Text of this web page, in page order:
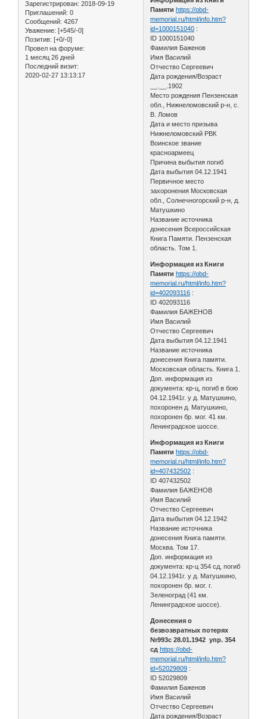
Зарегистрирован: 2018-09-19
Приглашений: 0
Сообщений: 4267
Уважение: [+545/-0]
Позитив: [+0/-0]
Провел на форуме:
1 месяц 26 дней
Последний визит:
2020-02-27 13:13:17
Памяти https://obd-
memorial.ru/html/info.htm?
id=1000151040 :
ID 1000151040
Фамилия Баженов
Имя Василий
Отчество Сергеевич
Дата рождения/Возраст
__.__.1902
Место рождения Пензенская
обл., Нижнеломовский р-н, с.
В. Ломов
Дата и место призыва
Нижнеломовский РВК
Воинское звание
красноармеец
Причина выбытия погиб
Дата выбытия 04.12.1941
Первичное место
захоронения Московская
обл., Солнечногорский р-н, д.
Матушкино
Название источника
донесения Всероссийская
Книга Памяти. Пензенская
область. Том 1.
Информация из Книги
Памяти https://obd-
memorial.ru/html/info.htm?
id=402093116 :
ID 402093116
Фамилия БАЖЕНОВ
Имя Василий
Отчество Сергеевич
Дата выбытия 04.12.1941
Название источника
донесения Книга памяти.
Московская область. Книга 1.
Доп. информация из
документа: кр-ц, погиб в бою
04.12.1941г. у д. Матушкино,
похоронен д. Матушкино,
похоронен бр. мог. 41 км.
Ленинградское шоссе.
Информация из Книги
Памяти https://obd-
memorial.ru/html/info.htm?
id=407432502 :
ID 407432502
Фамилия БАЖЕНОВ
Имя Василий
Отчество Сергеевич
Дата выбытия 04.12.1942
Название источника
донесения Книга памяти.
Москва. Том 17.
Доп. информация из
документа: кр-ц 354 сд, погиб
04.12.1941г. у д. Матушкино,
похоронен бр. мог. г.
Зеленоград (41 км.
Ленинградское шоссе).
Донесения о
безвозвратных потерях
№993с 28.01.1942 упр. 354
сд https://obd-
memorial.ru/html/info.htm?
id=52029809 :
ID 52029809
Фамилия Баженов
Имя Василий
Отчество Сергеевич
Дата рождения/Возраст